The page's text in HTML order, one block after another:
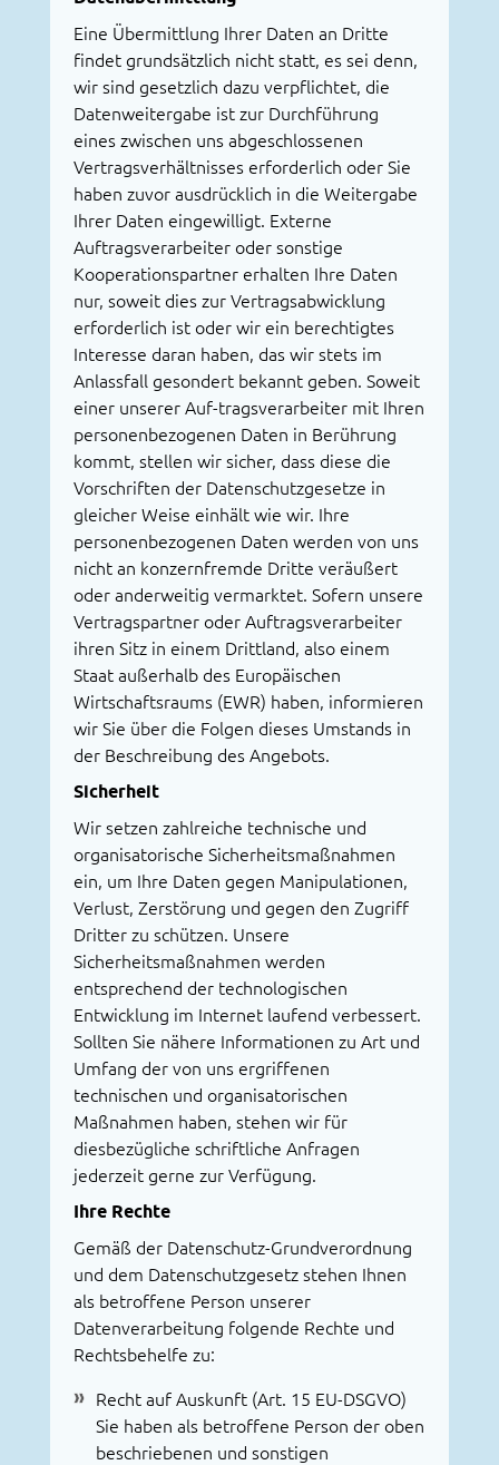
Eine Übermittlung Ihrer Daten an Dritte
findet grundsätzlich nicht statt, es sei denn,
wir sind gesetzlich dazu verpflichtet, die
Datenweitergabe ist zur Durchführung
eines zwischen uns abgeschlossenen
Vertragsverhältnisses erforderlich oder Sie
haben zuvor ausdrücklich in die Weitergabe
Ihrer Daten eingewilligt. Externe
Auftragsverarbeiter oder sonstige
Kooperationspartner erhalten Ihre Daten
nur, soweit dies zur Vertragsabwicklung
erforderlich ist oder wir ein berechtigtes
Interesse daran haben, das wir stets im
Anlassfall gesondert bekannt geben. Soweit
einer unserer Auf-tragsverarbeiter mit Ihren
personenbezogenen Daten in Berührung
kommt, stellen wir sicher, dass diese die
Vorschriften der Datenschutzgesetze in
gleicher Weise einhält wie wir. Ihre
personenbezogenen Daten werden von uns
nicht an konzernfremde Dritte veräußert
oder anderweitig vermarktet. Sofern unsere
Vertragspartner oder Auftragsverarbeiter
ihren Sitz in einem Drittland, also einem
Staat außerhalb des Europäischen
Wirtschaftsraums (EWR) haben, informieren
wir Sie über die Folgen dieses Umstands in
der Beschreibung des Angebots.
Sicherheit
Wir setzen zahlreiche technische und
organisatorische Sicherheitsmaßnahmen
ein, um Ihre Daten gegen Manipulationen,
Verlust, Zerstörung und gegen den Zugriff
Dritter zu schützen. Unsere
Sicherheitsmaßnahmen werden
entsprechend der technologischen
Entwicklung im Internet laufend verbessert.
Sollten Sie nähere Informationen zu Art und
Umfang der von uns ergriffenen
technischen und organisatorischen
Maßnahmen haben, stehen wir für
diesbezügliche schriftliche Anfragen
jederzeit gerne zur Verfügung.
Ihre Rechte
Gemäß der Datenschutz-Grundverordnung
und dem Datenschutzgesetz stehen Ihnen
als betroffene Person unserer
Datenverarbeitung folgende Rechte und
Rechtsbehelfe zu:
Recht auf Auskunft (Art. 15 EU-DSGVO)
Sie haben als betroffene Person der oben
beschriebenen und sonstigen